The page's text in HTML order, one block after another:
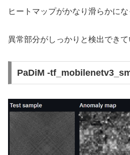
ヒートマップがかなり滑らかにな
異常部分がしっかりと検出できて
PaDiM -